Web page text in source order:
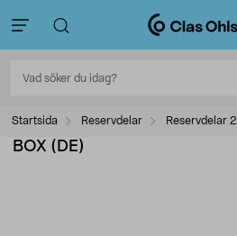
Startsida Reservdelar Reservdelar 2
BOX (DE)